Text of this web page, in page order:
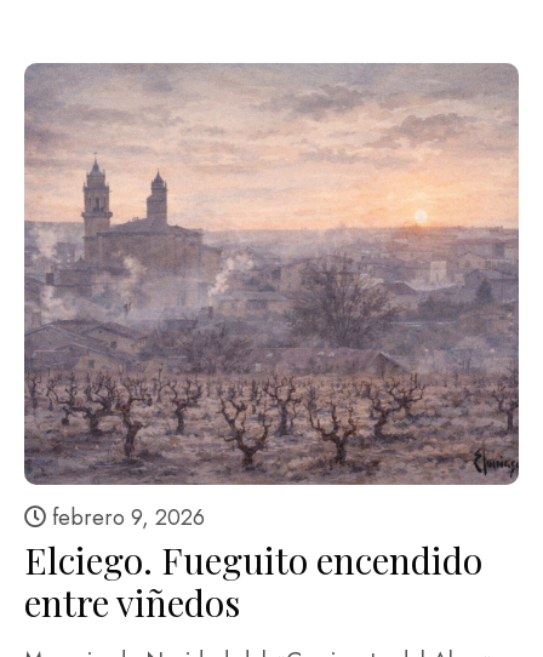
alturita de la ermita a San Roque para contemplar
el pueblo e imaginar …
febrero 9, 2026
Elciego. Fueguito encendido
entre viñedos